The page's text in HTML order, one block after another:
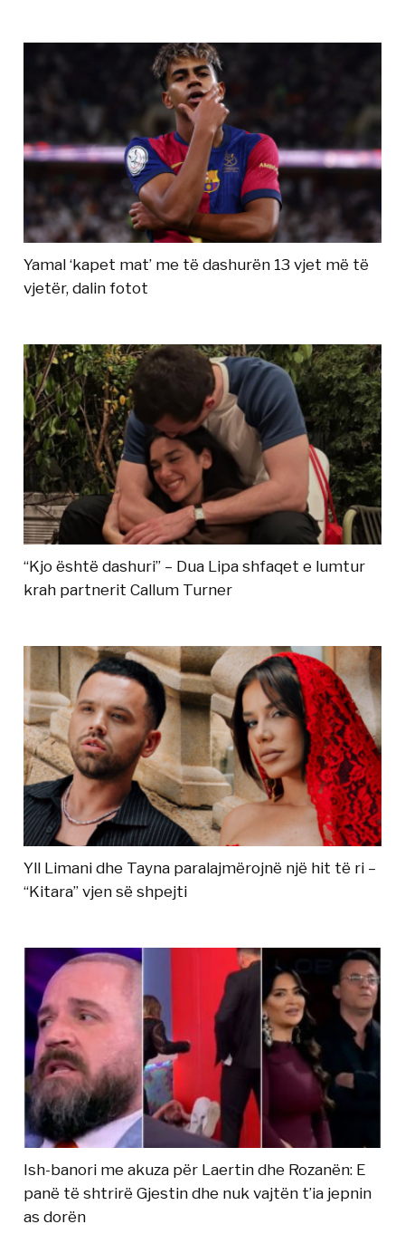
Yamal ‘kapet mat’ me të dashurën 13 vjet më të
vjetër, dalin fotot
“Kjo është dashuri” – Dua Lipa shfaqet e lumtur
krah partnerit Callum Turner
Yll Limani dhe Tayna paralajmërojnë një hit të ri –
“Kitara” vjen së shpejti
Ish-banori me akuza për Laertin dhe Rozanën: E
panë të shtrirë Gjestin dhe nuk vajtën t’ia jepnin
as dorën